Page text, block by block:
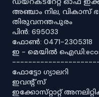
അഞ്ചാം നില, വികാസ്
തിരുവനന്തപുരം
പിൻ: 695033
ഫോൺ: 0471-2305318
ഇ - മെയിൽ
ഫോട്ടോ ഗ്യാലറി
ഇവൻ്റ് സ്
ഇക്കോസ്‌റ്റാറ്റ്